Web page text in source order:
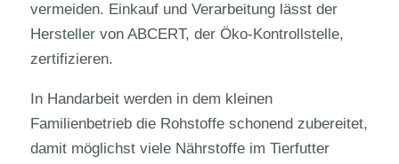
vermeiden. Einkauf und Verarbeitung lässt der
Hersteller von ABCERT, der Öko-Kontrollstelle,
zertifizieren.
In Handarbeit werden in dem kleinen
Familienbetrieb die Rohstoffe schonend zubereitet,
damit möglichst viele Nährstoffe im Tierfutter